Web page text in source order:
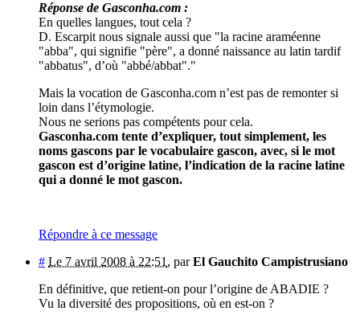
Réponse de Gasconha.com :
En quelles langues, tout cela ?
D. Escarpit nous signale aussi que "la racine araméenne
"abba", qui signifie "père", a donné naissance au latin tardif
"abbatus", d’où "abbé/abbat"."
Mais la vocation de Gasconha.com n’est pas de remonter si
loin dans l’étymologie.
Nous ne serions pas compétents pour cela.
Gasconha.com tente d’expliquer, tout simplement, les
noms gascons par le vocabulaire gascon, avec, si le mot
gascon est d’origine latine, l’indication de la racine latine
qui a donné le mot gascon.
Répondre à ce message
# Le 7 avril 2008 à 22:51 , parEl Gauchito Campistrusiano
En définitive, que retient-on pour l’origine de ABADIE ?
Vu la diversité des propositions, où en est-on ?